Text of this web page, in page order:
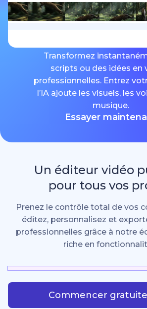
Transformez
scripts ou des idées en
professionnelles. Entrez
l’IA ajoute les visuels, les
musique.
Essayer
Un éditeur vidéo
pour tous vos
Prenez le contrôle total de vos
éditez, personnalisez et
professionnelles grâce à notre
riche en
Commencer